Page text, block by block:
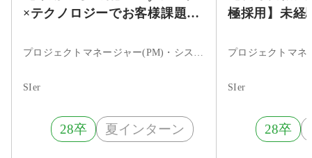
×テクノロジーでお客様課題の
プロジェクトマネージャー(PM)・システムエンジニア・ITコンサルタント・まだ決まっていない
SIer
28卒 夏インターン
極採用】未経
SIer
28卒